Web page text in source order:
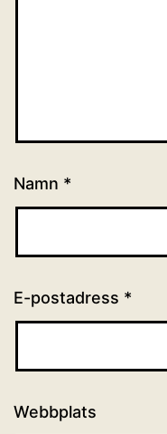
Namn *
E-postadress *
Webbplats